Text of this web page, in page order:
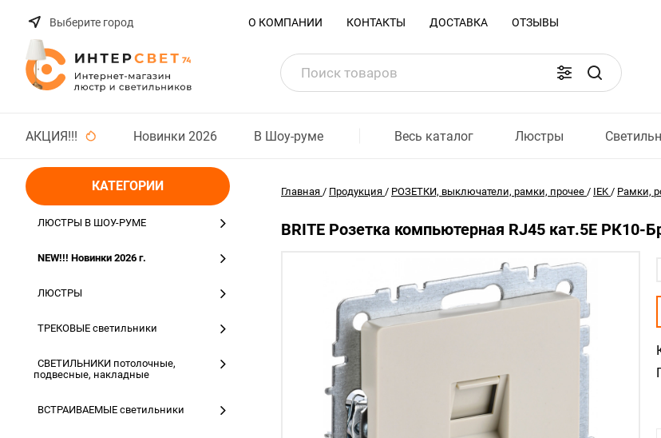
Выберите город О КОМПАНИИ КОНТАКТЫ ДОСТАВКА ОТЗЫВЫ
АКЦИЯ!!! Новинки 2026 В Шоу-руме Весь каталог Люстры
КАТЕГОРИИ
ЛЮСТРЫ В ШОУ-РУМЕ
NEW!!! Новинки 2026 г.
ЛЮСТРЫ
ТРЕКОВЫЕ светильники
СВЕТИЛЬНИКИ потолочные,
подвесные, накладные
ВСТРАИВАЕМЫЕ светильники
Главная / Продукция / РОЗЕТКИ, выключатели, рамки, прочее / IEK / Рамки,
BRITE Розетка компьютерная RJ45 кат.5E РК10-